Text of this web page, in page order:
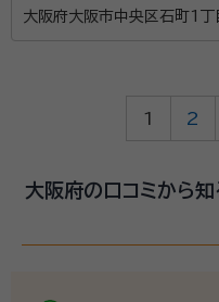
大阪府大阪市中央区石町1
1 2
大阪府の口コミから知